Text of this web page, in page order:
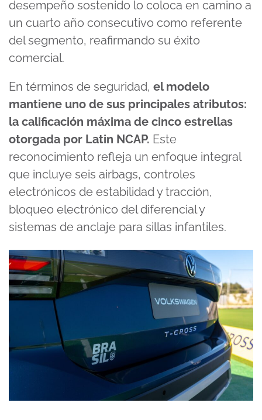
desempeño sostenido lo coloca en camino a
un cuarto año consecutivo como referente
del segmento, reafirmando su éxito
comercial.
En términos de seguridad, el modelo
mantiene uno de sus principales atributos:
la calificación máxima de cinco estrellas
otorgada por Latin NCAP. Este
reconocimiento refleja un enfoque integral
que incluye seis airbags, controles
electrónicos de estabilidad y tracción,
bloqueo electrónico del diferencial y
sistemas de anclaje para sillas infantiles.